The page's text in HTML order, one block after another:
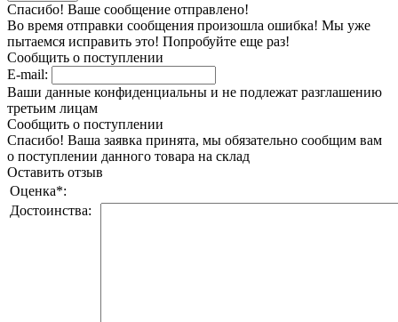
Спасибо! Ваше сообщение отправлено!
Во время отправки сообщения произошла ошибка! Мы уже
пытаемся исправить это! Попробуйте еще раз!
Сообщить о поступлении
E-mail:
Ваши данные конфиденциальны и не подлежат разглашению
третьим лицам
Сообщить о поступлении
Спасибо! Ваша заявка принята, мы обязательно сообщим вам
о поступлении данного товара на склад
Оставить отзыв
Оценка*:
Достоинства: